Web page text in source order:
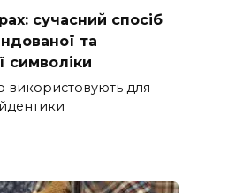
сучасний спосіб
та
символіки
використовують для